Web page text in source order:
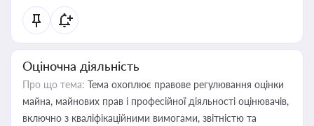
Оціночна діяльність
Про що тема: Тема охоплює правове регулювання оцінки
майна, майнових прав і професійної діяльності оцінювачів,
включно з кваліфікаційними вимогами, звітністю та